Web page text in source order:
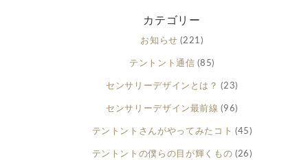
カテゴリー
お知らせ (221)
テントント通信 (85)
センサリーデザインとは？ (23)
センサリーデザイン最前線 (96)
テントントさんがやってみたコト (45)
テントントの僕らの目が輝くもの (26)